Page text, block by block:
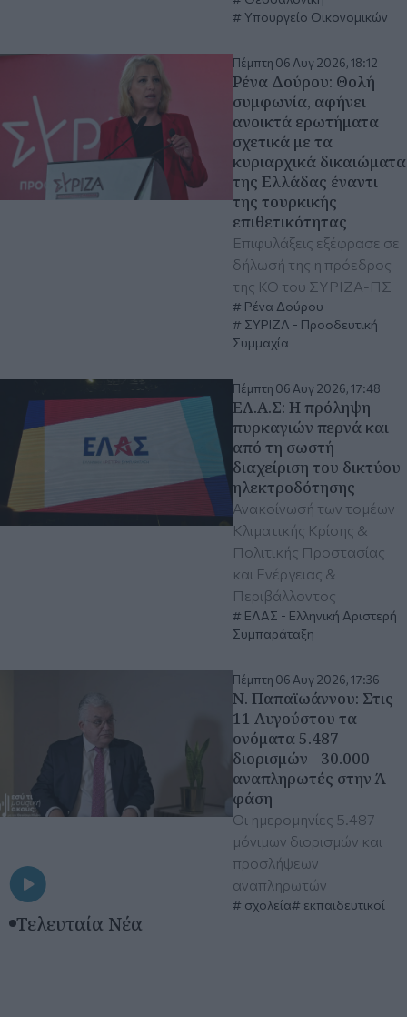
Υπουργείο Οικονομικών
Πέμπτη 06 Αυγ 2026, 18:12
Ρένα Δούρου: Θολή
συμφωνία, αφήνει
ανοικτά ερωτήματα
σχετικά με τα
κυριαρχικά δικαιώματα
της Ελλάδας έναντι
της τουρκικής
επιθετικότητας
Επιφυλάξεις εξέφρασε σε
δήλωσή της η πρόεδρος
της ΚΟ του ΣΥΡΙΖΑ-ΠΣ
Ρένα Δούρου
ΣΥΡΙΖΑ - Προοδευτική
Συμμαχία
Πέμπτη 06 Αυγ 2026, 17:48
ΕΛ.Α.Σ: Η πρόληψη
πυρκαγιών περνά και
από τη σωστή
διαχείριση του δικτύου
ηλεκτροδότησης
Ανακοίνωσή των τομέων
Κλιματικής Κρίσης &
Πολιτικής Προστασίας
και Ενέργειας &
Περιβάλλοντος
ΕΛΑΣ - Ελληνική Αριστερή
Συμπαράταξη
Πέμπτη 06 Αυγ 2026, 17:36
N. Παπαϊωάννου: Στις
11 Αυγούστου τα
ονόματα 5.487
διορισμών - 30.000
αναπληρωτές στην Ά
φάση
Οι ημερομηνίες 5.487
μόνιμων διορισμών και
προσλήψεων
αναπληρωτών
σχολεία εκπαιδευτικοί
Τελευταία Νέα